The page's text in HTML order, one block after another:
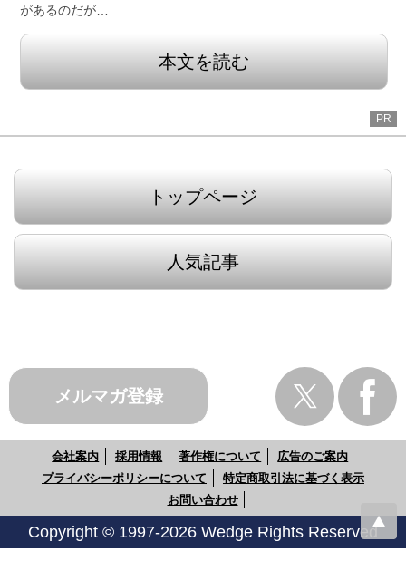
があるのだが…
本文を読む
PR
トップページ
人気記事
メルマガ登録
会社案内 採用情報 著作権について
広告のご案内
プライバシーポリシーについて
特定商取引法に基づく表示
お問い合わせ
Copyright © 1997-2026 Wedge Rights Reserved